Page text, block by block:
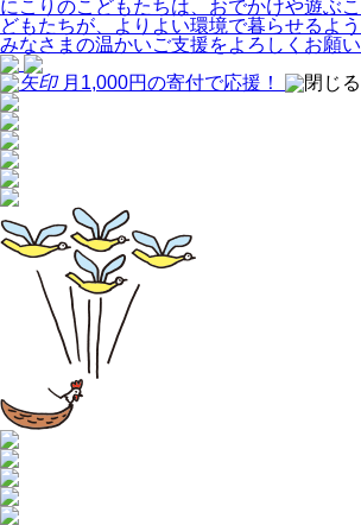
にこりのこどもたちは、おでかけや遊ぶ
どもたちが、よりよい環境で暮らせるよう
みなさまの温かいご支援をよろしくお願い
月1,000円の寄付で応援！